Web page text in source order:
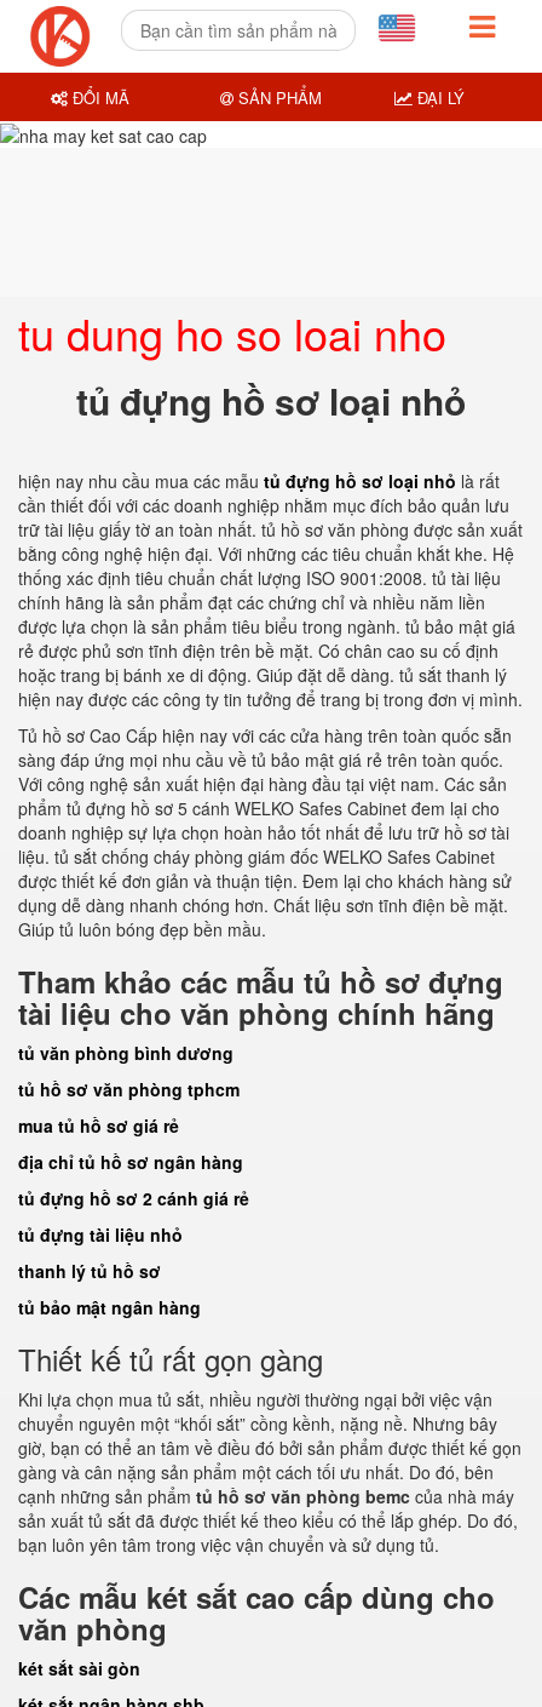
tu dung ho so loai nho
tủ đựng hồ sơ loại nhỏ
hiện nay nhu cầu mua các mẫu tủ đựng hồ sơ loại nhỏ là rất
cần thiết đối với các doanh nghiệp nhằm mục đích bảo quản lưu
trữ tài liệu giấy tờ an toàn nhất. tủ hồ sơ văn phòng được sản xuất
bằng công nghệ hiện đại. Với những các tiêu chuẩn khắt khe. Hệ
thống xác định tiêu chuẩn chất lượng ISO 9001:2008. tủ tài liệu
chính hãng là sản phẩm đạt các chứng chỉ và nhiều năm liền
được lựa chọn là sản phẩm tiêu biểu trong ngành. tủ bảo mật giá
rẻ được phủ sơn tĩnh điện trên bề mặt. Có chân cao su cố định
hoặc trang bị bánh xe di động. Giúp đặt dễ dàng. tủ sắt thanh lý
hiện nay được các công ty tin tưởng để trang bị trong đơn vị mình.
Tủ hồ sơ Cao Cấp hiện nay với các cửa hàng trên toàn quốc sẵn
sàng đáp ứng mọi nhu cầu về tủ bảo mật giá rẻ trên toàn quốc.
Với công nghệ sản xuất hiện đại hàng đầu tại việt nam. Các sản
phẩm tủ đựng hồ sơ 5 cánh WELKO Safes Cabinet đem lại cho
doanh nghiệp sự lựa chọn hoàn hảo tốt nhất để lưu trữ hồ sơ tài
liệu. tủ sắt chống cháy phòng giám đốc WELKO Safes Cabinet
được thiết kế đơn giản và thuận tiện. Đem lại cho khách hàng sử
dụng dễ dàng nhanh chóng hơn. Chất liệu sơn tĩnh điện bề mặt.
Giúp tủ luôn bóng đẹp bền mầu.
Tham khảo các mẫu tủ hồ sơ đựng
tài liệu cho văn phòng chính hãng
tủ văn phòng bình dương
tủ hồ sơ văn phòng tphcm
mua tủ hồ sơ giá rẻ
địa chỉ tủ hồ sơ ngân hàng
tủ đựng hồ sơ 2 cánh giá rẻ
tủ đựng tài liệu nhỏ
thanh lý tủ hồ sơ
tủ bảo mật ngân hàng
Thiết kế tủ rất gọn gàng
Khi lựa chọn mua tủ sắt, nhiều người thường ngại bởi việc vận
chuyển nguyên một “khối sắt” cồng kềnh, nặng nề. Nhưng bây
giờ, bạn có thể an tâm về điều đó bởi sản phẩm được thiết kế gọn
gàng và cân nặng sản phẩm một cách tối ưu nhất. Do đó, bên
cạnh những sản phẩm tủ hồ sơ văn phòng bemc của nhà máy
sản xuất tủ sắt đã được thiết kế theo kiểu có thể lắp ghép. Do đó,
bạn luôn yên tâm trong việc vận chuyển và sử dụng tủ.
Các mẫu két sắt cao cấp dùng cho
văn phòng
két sắt sài gòn
ĐỔI MÃ SẢN PHẨM ĐẠI LÝ